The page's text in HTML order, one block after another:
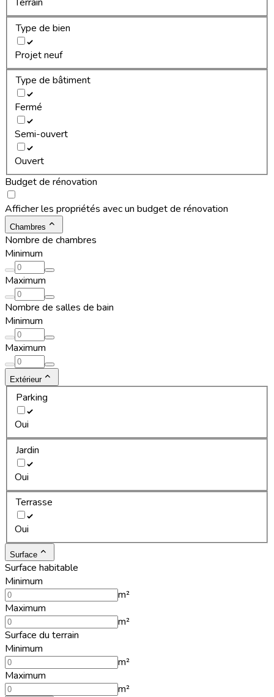
Type de bien
Projet neuf
Type de bâtiment
Fermé
Semi-ouvert
Ouvert
Budget de rénovation
Afficher les propriétés avec un budget de rénovation
Chambres
Nombre de chambres
Minimum
Maximum
Nombre de salles de bain
Minimum
Maximum
Extérieur
Parking
Oui
Jardin
Oui
Terrasse
Oui
Surface
Surface habitable
Minimum
m²
Maximum
m²
Surface du terrain
Minimum
m²
Maximum
m²